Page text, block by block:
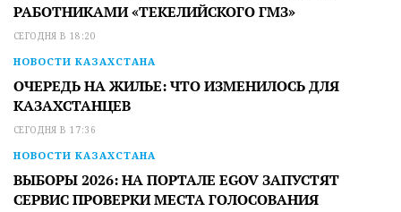
РАБОТНИКАМИ «ТЕКЕЛИЙСКОГО ГМЗ»
СЕГОДНЯ В 18:20
НОВОСТИ КАЗАХСТАНА
ОЧЕРЕДЬ НА ЖИЛЬЕ: ЧТО ИЗМЕНИЛОСЬ ДЛЯ
КАЗАХСТАНЦЕВ
СЕГОДНЯ В 17:36
НОВОСТИ КАЗАХСТАНА
ВЫБОРЫ 2026: НА ПОРТАЛЕ EGOV ЗАПУСТЯТ
СЕРВИС ПРОВЕРКИ МЕСТА ГОЛОСОВАНИЯ